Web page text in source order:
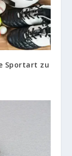
Sportart zu